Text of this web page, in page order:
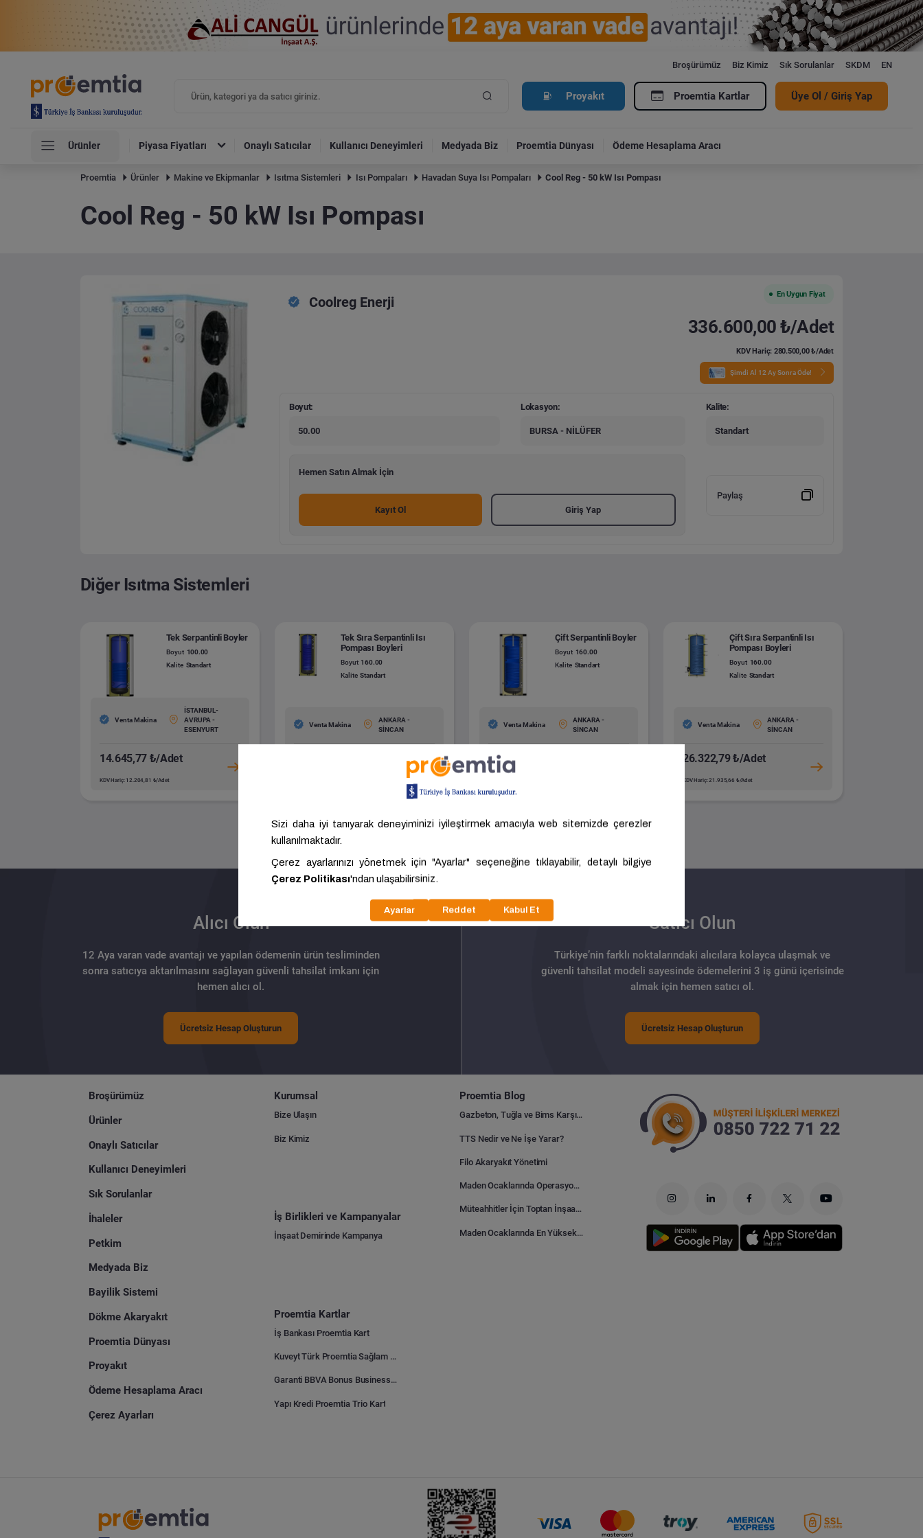
Broşürümüz Biz Kimiz Sık Sorulanlar SKDM EN
Proyakıt Proemtia Kartlar Üye Ol / Giriş Yap
Ürünler Piyasa Fiyatları Onaylı Satıcılar Kullanıcı Deneyimleri Medyada Biz Proemtia Dünyası Ödeme Hesaplama Aracı
Proemtia Ürünler Makine ve Ekipmanlar Isıtma Sistemleri Isı Pompaları Havadan Suya Isı Pompaları Cool Reg - 50 kW Isı Pompası
Cool Reg - 50 kW Isı Pompası
Coolreg Enerji
En Uygun Fiyat
336.600,00 ₺/Adet
KDV Hariç: 280.500,00 ₺/Adet
Şimdi Al 12 Ay Sonra Öde!
Boyut:
50.00
Lokasyon:
BURSA - NİLÜFER
Kalite:
Standart
Hemen Satın Almak İçin
Kayıt Ol Giriş Yap
Paylaş
Diğer Isıtma Sistemleri
Tek Serpantinli Boyler
Boyut 100.00
Kalite Standart
Venta Makina
İSTANBUL-
AVRUPA -
ESENYURT
14.645,77 ₺/Adet
KDV Hariç: 12.204,81 ₺/Adet
Tek Sıra Serpantinli Isı
Pompası Boyleri
Boyut 160.00
Kalite Standart
Venta Makina
ANKARA -
SİNCAN
Çift Serpantinli Boyler
Boyut 160.00
Kalite Standart
Venta Makina
ANKARA -
SİNCAN
20.253,38 ₺/Adet
Çift Sıra Serpantinli Isı
Pompası Boyleri
Boyut 160.00
Kalite Standart
Venta Makina
ANKARA -
SİNCAN
26.322,79 ₺/Adet
KDV Hariç: 21.935,66 ₺/Adet
Tümünü Gör
Alıcı Olun
12 Aya varan vade avantajı ve yapılan ödemenin ürün tesliminden
sonra satıcıya aktarılmasını sağlayan güvenli tahsilat imkanı için
hemen alıcı ol.
Ücretsiz Hesap Oluşturun
Satıcı Olun
Türkiye’nin farklı noktalarındaki alıcılara kolayca ulaşmak ve
güvenli tahsilat modeli sayesinde ödemelerini 3 iş günü içerisinde
almak için hemen satıcı ol.
Ücretsiz Hesap Oluşturun
Broşürümüz
Ürünler
Onaylı Satıcılar
Kullanıcı Deneyimleri
Sık Sorulanlar
İhaleler
Petkim
Medyada Biz
Bayilik Sistemi
Dökme Akaryakıt
Proemtia Dünyası
Proyakıt
Ödeme Hesaplama Aracı
Çerez Ayarları
Kurumsal
Bize Ulaşın
Biz Kimiz
İş Birlikleri ve Kampanyalar
İnşaat Demirinde Kampanya
Proemtia Kartlar
İş Bankası Proemtia Kart
Kuveyt Türk Proemtia Sağlam Bayi Kart
Garanti BBVA Bonus Business Proemtia Bayi Kart
Yapı Kredi Proemtia Trio Kart
Proemtia Blog
Gazbeton, Tuğla ve Bims Karşılaştırması: Hangisi Daha Avantajlı?
TTS Nedir ve Ne İşe Yarar?
Filo Akaryakıt Yönetimi
Maden Ocaklarında Operasyonel Verimlilik Nasıl Arttırılır?
Müteahhitler İçin Toptan İnşaat Malzemesi Satın Alma Rehberi
Maden Ocaklarında En Yüksek Gider Kalemleri Nelerdir?